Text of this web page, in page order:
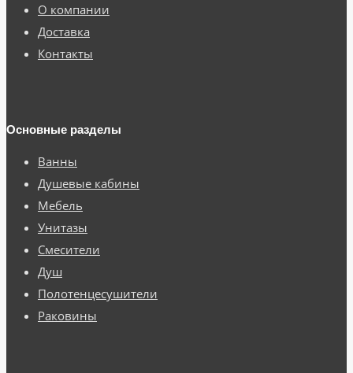
О компании
Доставка
Контакты
Основные разделы
Ванны
Душевые кабины
Мебель
Унитазы
Смесители
Душ
Полотенцесушители
Раковины